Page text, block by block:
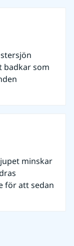
badkar som
minskar
för att sedan